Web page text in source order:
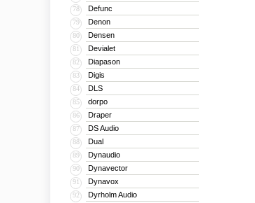
78 Defunc
79 Denon
80 Densen
81 Devialet
82 Diapason
83 Digis
84 DLS
85 dorpo
86 Draper
87 DS Audio
88 Dual
89 Dynaudio
90 Dynavector
91 Dynavox
92 Dyrholm Audio